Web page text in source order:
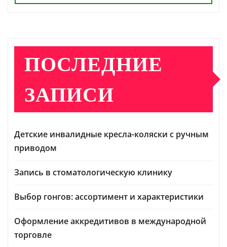
ПОСЛЕДНИЕ
ЗАПИСИ
Детские инвалидные кресла-коляски с ручным
приводом
Запись в стоматологическую клинику
Выбор гонгов: ассортимент и характеристики
Оформление аккредитивов в международной
торговле